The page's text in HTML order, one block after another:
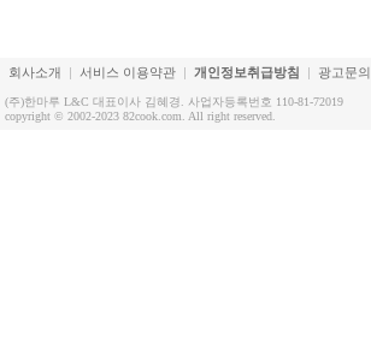
회사소개 서비스 이용약관 개인정보취급방침 광고문의
(주)한마루 L&C 대표이사 김혜경. 사업자등록번호 110-81-72019
copyright © 2002-2023 82cook.com. All right reserved.